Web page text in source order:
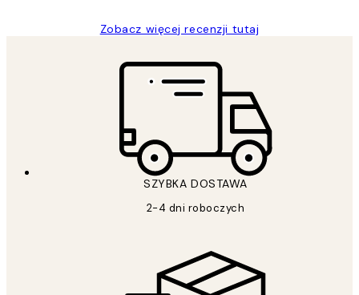
Zobacz więcej recenzji tutaj
SZYBKA DOSTAWA
2-4 dni roboczych